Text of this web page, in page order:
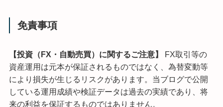
免責事項
【投資（FX・自動売買）に関するご注意】
FX取引等の
資産運用は元本が保証されるものではなく、為替変動等
により損失が生じるリスクがあります。当ブログで公開
している運用成績や検証データは過去の実績であり、将
来の利益を保証するものではありません。